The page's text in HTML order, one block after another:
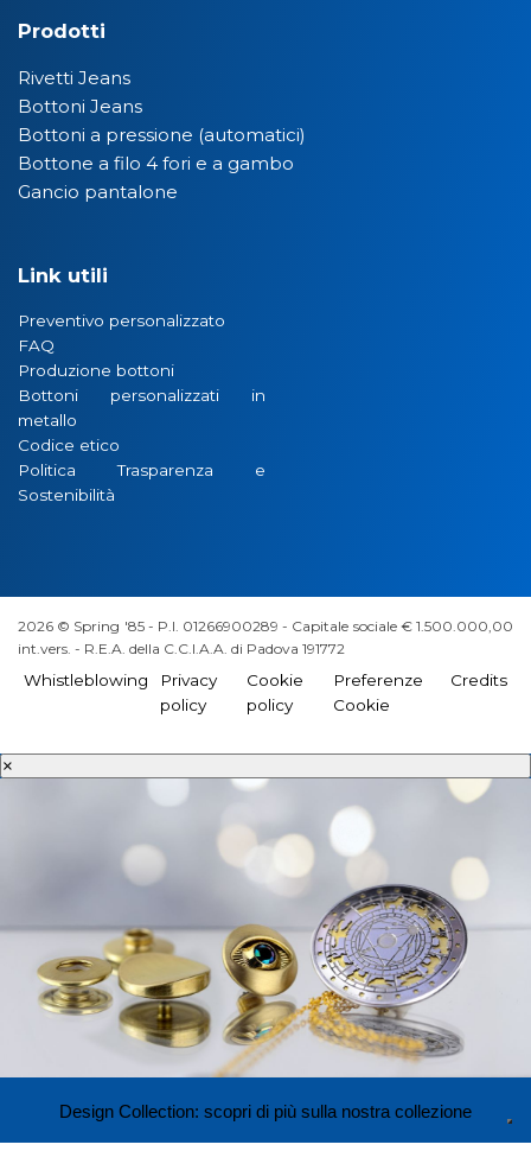
Prodotti
Rivetti Jeans
Bottoni Jeans
Bottoni a pressione (automatici)
Bottone a filo 4 fori e a gambo
Gancio pantalone
Link utili
Preventivo personalizzato
FAQ
Produzione bottoni
Bottoni personalizzati in
metallo
Codice etico
Politica Trasparenza e
Sostenibilità
2026 © Spring '85 - P.I. 01266900289 - Capitale sociale € 1.500.000,00
int.vers. - R.E.A. della C.C.I.A.A. di Padova 191772
Whistleblowing
Privacy
policy
Cookie
policy
Preferenze
Cookie
Credits
×
Design Collection: scopri di più sulla nostra collezione